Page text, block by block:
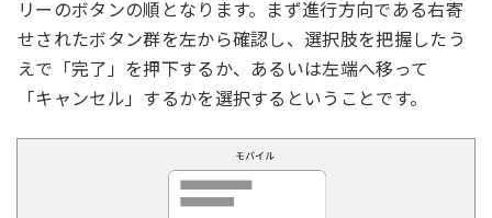
リーのボタンの順となります。まず進行方向である右寄
せされたボタン群を左から確認し、選択肢を把握したう
えで「完了」を押下するか、あるいは左端へ移って
「キャンセル」するかを選択するということです。